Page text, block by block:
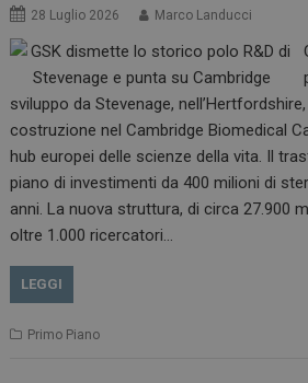
28 Luglio 2026 Marco Landucci
sviluppo da Stevenage,
costruzione nel Cambridge Biomedical
hub europei delle scienze della vita. Il
piano di investimenti da 400 milioni di
anni. La nuova struttura, di circa 27.900
oltre 1.000 ricercatori…
LEGGI
Primo Piano